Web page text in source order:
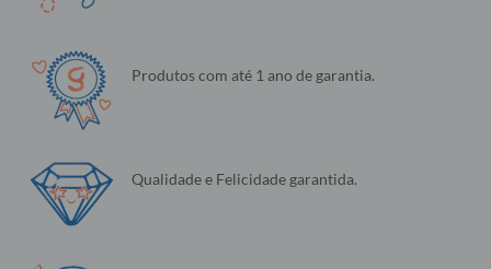
Produtos com até 1 ano de garantia.
Qualidade e Felicidade garantida.